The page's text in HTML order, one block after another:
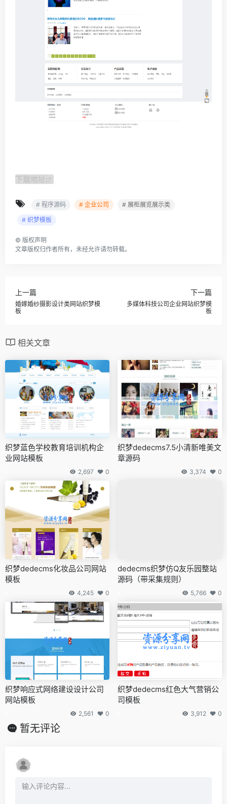
下载地址
# 程序源码 # 企业公司
# 展柜展览展示类
# 织梦模板
© 版权声明
文章版权归作者所有，未经允许请勿转载。
上一篇
婚嫁婚纱摄影设计类网站织梦模
板
下一篇
多媒体科技公司企业网站织梦模
板
相关文章
织梦蓝色学校教育培训机构企
业网站模板
2,697 0
织梦dedecms7.5小清新唯美文
章源码
3,374 0
织梦dedecms化妆品公司网站
模板
4,245 0
dedecms织梦仿Q友乐园整站
源码（带采集规则）
5,766 0
织梦响应式网络建设设计公司
网站模板
2,561 0
织梦dedecms红色大气营销公
司模板
3,912 0
暂无评论